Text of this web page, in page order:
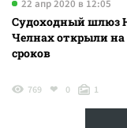
22 апр 2020 в 12:05
Судоходный шлюз
Челнах открыли
сроков
769 0 1